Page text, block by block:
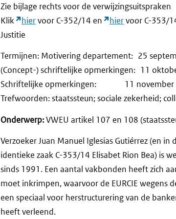
Zie bijlage rechts voor de verwijzingsuitspraken
Klik
hiervoor C-352/14 en hiervoor C-353/
Justitie
Termijnen: Motivering departement: 25
(Concept-) schriftelijke opmerkingen: 11
Schriftelijke opmerkingen: 11 november
Trefwoorden: staatssteun; sociale zekerheid;
Onderwerp:VWEU artikel 107 en 108
Verzoeker Juan Manuel Iglesias Gutiérrez (en
identieke zaak C-353/14 Elisabet Rion Bea) is
sinds 1991. Een aantal vakbonden heeft zich
moet inkrimpen, waarvoor de EURCIE wegens
een speciaal voor herstructurering van de
heeft verleend.